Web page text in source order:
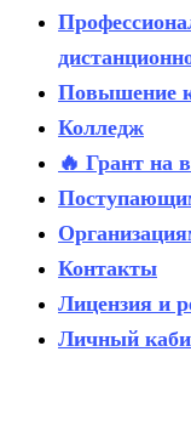
Повышение
Колледж
🔥 Грант на
Контакты
Лицензия и
Личный